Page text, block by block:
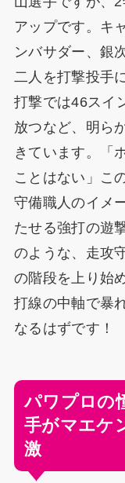
アップです。キ
ンバサダー、銀
二人を打撃投手
打撃では46スイ
放つなど、明ら
きています。「
ことはない」こ
守備職人のイメ
たせる強打の遊
のような、走攻
の階段を上り始
打線の中軸で暴
なるはずです！
パワプロの
手がマエケ
激